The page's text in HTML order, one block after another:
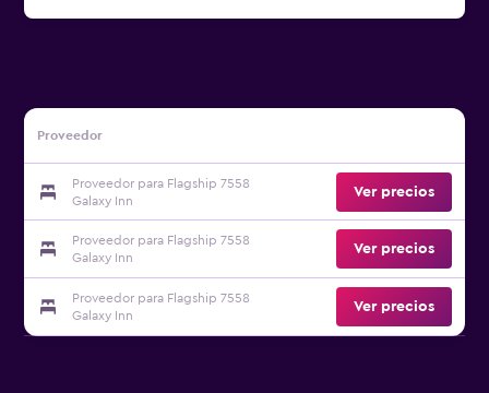
Proveedor
Proveedor para Flagship 7558
Galaxy Inn
Ver precios
Proveedor para Flagship 7558
Galaxy Inn
Ver precios
Proveedor para Flagship 7558
Galaxy Inn
Ver precios